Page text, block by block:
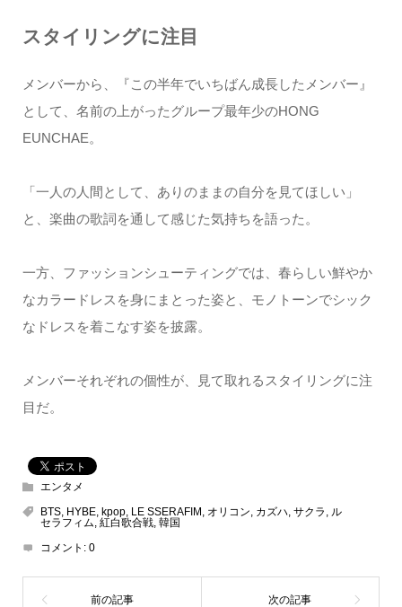
スタイリングに注目
メンバーから、『この半年でいちばん成長したメンバー』
として、名前の上がったグループ最年少のHONG
EUNCHAE。
「一人の人間として、ありのままの自分を見てほしい」
と、楽曲の歌詞を通して感じた気持ちを語った。
一方、ファッションシューティングでは、春らしい鮮やか
なカラードレスを身にまとった姿と、モノトーンでシック
なドレスを着こなす姿を披露。
メンバーそれぞれの個性が、見て取れるスタイリングに注
目だ。
エンタメ
BTS, HYBE, kpop, LE SSERAFIM, オリコン, カズハ, サクラ , ル
セラフィム, 紅白歌合戦, 韓国
コメント: 0